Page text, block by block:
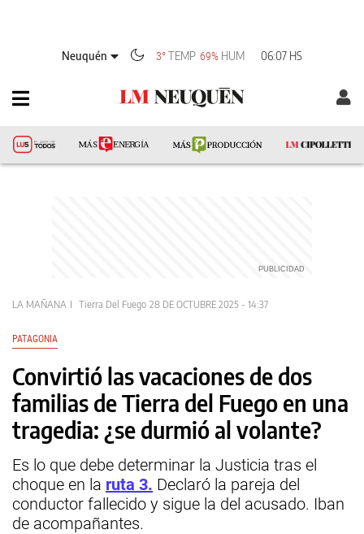
Neuquén 3° TEMP 69% HUM 06:07 HS
LA MAÑANA Tierra Del Fuego 28 DE OCTUBRE 2025 - 14:37
PATAGONIA
Convirtió las vacaciones de dos
familias de Tierra del Fuego en una
tragedia: ¿se durmió al volante?
Es lo que debe determinar la Justicia tras el
choque en la ruta 3. Declaró la pareja del
conductor fallecido y sigue la del acusado. Iban
de acompañantes.